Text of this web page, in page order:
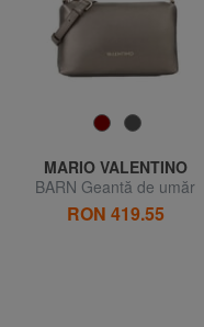
MARIO VALENTINO
BARN Geantă de umăr
RON 419.55